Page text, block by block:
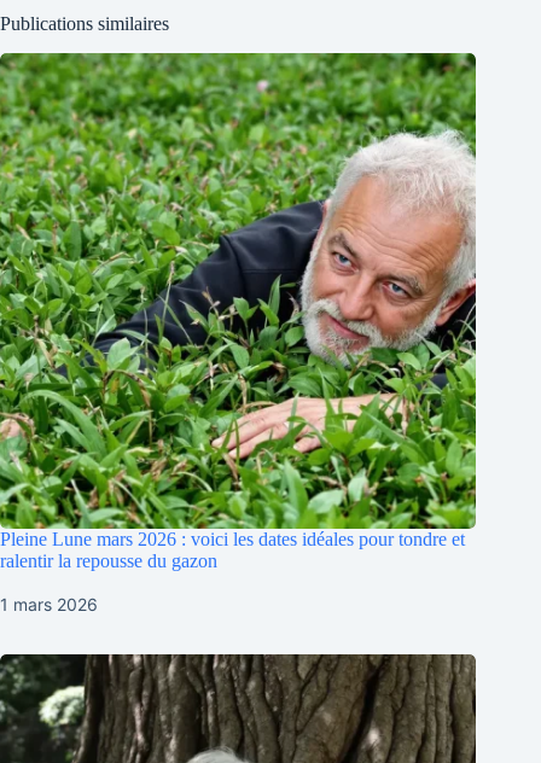
Publications similaires
Pleine Lune mars 2026 : voici les dates idéales pour tondre et
ralentir la repousse du gazon
1 mars 2026